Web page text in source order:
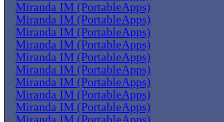
Miranda IM (PortableApps)
Miranda IM (PortableApps)
Miranda IM (PortableApps)
Miranda IM (PortableApps)
Miranda IM (PortableApps)
Miranda IM (PortableApps)
Miranda IM (PortableApps)
Miranda IM (PortableApps)
Miranda IM (PortableApps)